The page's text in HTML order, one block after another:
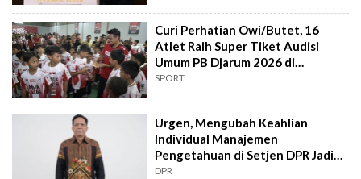
Curi Perhatian Owi/Butet, 16
Atlet Raih Super Tiket Audisi
Umum PB Djarum 2026 di
Makassar
SPORT
Urgen, Mengubah Keahlian
Individual Manajemen
Pengetahuan di Setjen DPR Jadi
Kekuatan Institusional
DPR